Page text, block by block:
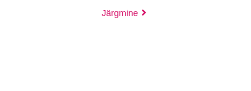
Järgmine